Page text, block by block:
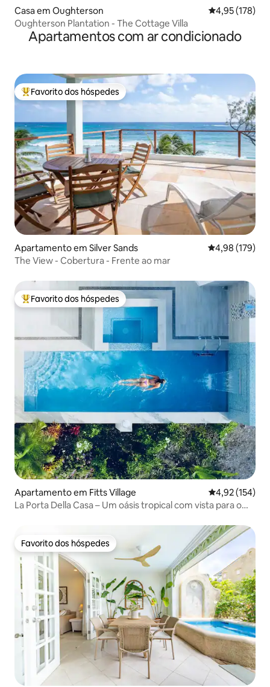
Casa em Oughterson Classificação
4,95 (178)
Oughterson Plantation - The Cottage Villa
Apartamentos com ar condicionado
Favoritos dos hóspedes mais apreciados
Favorito dos hóspedes
Apartamento em Silver Sands Classificação
4,98 (179)
The View - Cobertura - Frente ao mar
Favoritos dos hóspedes mais apreciados
Favorito dos hóspedes
Apartamento em Fitts Village Classificação
4,92 (154)
La Porta Della Casa – Um oásis tropical com vista para o
Favorito dos hóspedes
Favorito dos hóspedes